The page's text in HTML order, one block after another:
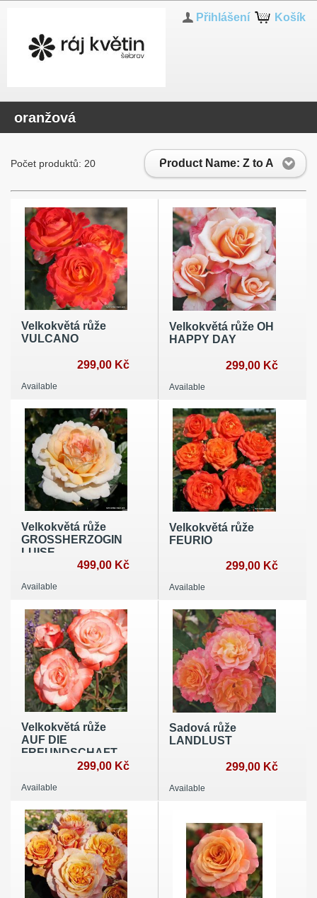
Košík
Přihlášení
oranžová
Product Name: Z to A
Počet produktů: 20
Velkokvětá růže
VULCANO
299,00 Kč
Available
Velkokvětá růže OH
HAPPY DAY
299,00 Kč
Available
Velkokvětá růže
GROSSHERZOGIN
LUISE
499,00 Kč
Available
Velkokvětá růže
FEURIO
299,00 Kč
Available
Velkokvětá růže
AUF DIE
FREUNDSCHAFT
299,00 Kč
Available
Sadová růže
LANDLUST
299,00 Kč
Available